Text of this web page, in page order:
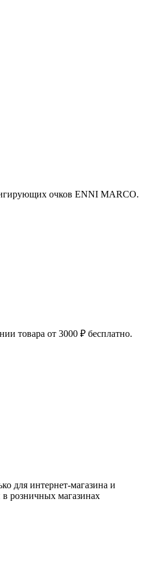
очков ENNI MARCO.
товара от 3000 ₽ бесплатно.
для интернет-магазина и
в розничных магазинах